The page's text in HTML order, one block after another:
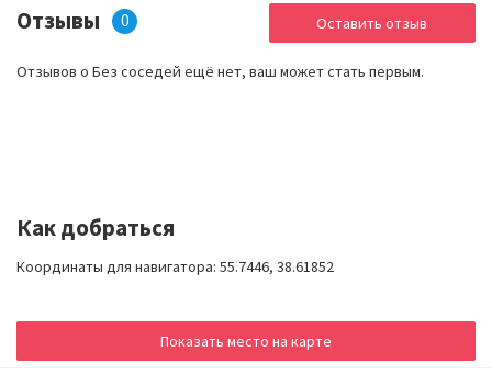
Отзывы 0
Отзывов о Без соседей ещё нет, ваш может стать первым.
Оставить отзыв
Как добраться
Координаты для навигатора: 55.7446, 38.61852
Показать место на карте